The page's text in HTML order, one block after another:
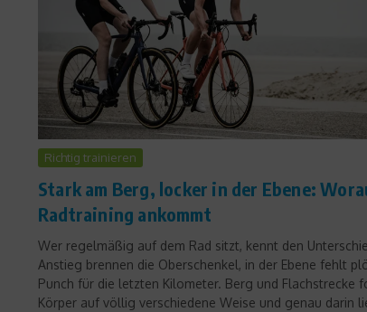
Richtig trainieren
Stark am Berg, locker in der Ebene:
Radtraining ankommt
Wer regelmäßig auf dem Rad sitzt, kennt den
Anstieg brennen die Oberschenkel, in der Ebene fehlt
Punch für die letzten Kilometer. Berg und Flachstrecke
Körper auf völlig verschiedene Weise und genau darin